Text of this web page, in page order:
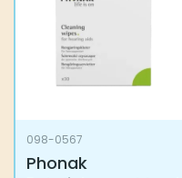
tehdä
valinnat
tuotteen
sivulla.
098-0567
Phonak